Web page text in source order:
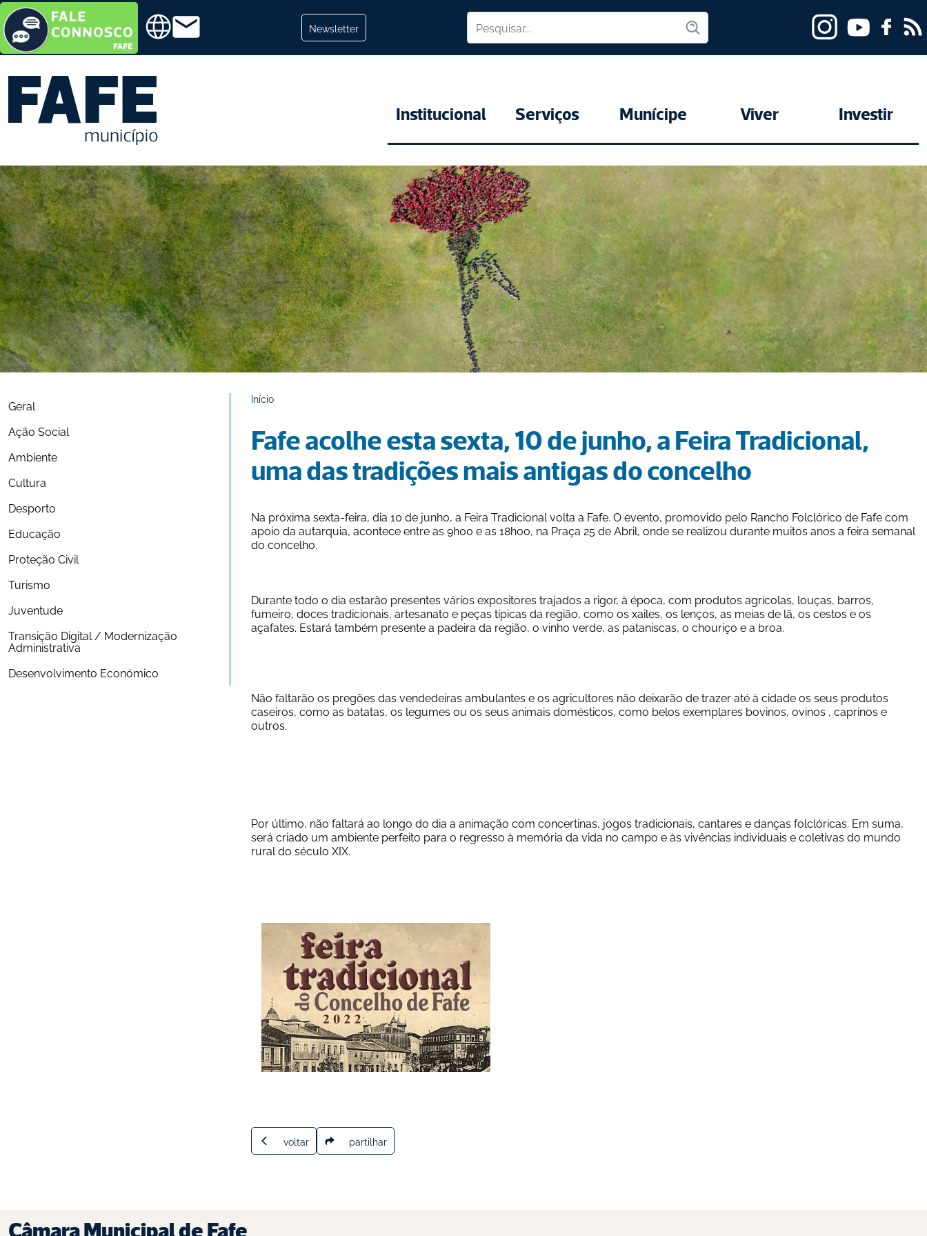
Newsletter
Institucional Serviços Munícipe Viver Investir
Geral
Ação Social
Ambiente
Cultura
Desporto
Educação
Proteção Civil
Turismo
Juventude
Transição Digital / Modernização
Administrativa
Desenvolvimento Económico
Início
Fafe acolhe esta sexta, 10 de junho, a Feira Tradicional,
uma das tradições mais antigas do concelho
Na próxima sexta-feira, dia 10 de junho, a Feira Tradicional volta a Fafe. O evento, promovido pelo Rancho Folclórico de Fafe com
apoio da autarquia, acontece entre as 9h00 e as 18h00, na Praça 25 de Abril, onde se realizou durante muitos anos a feira semanal
do concelho.
Durante todo o dia estarão presentes vários expositores trajados a rigor, à época, com produtos agrícolas, louças, barros,
fumeiro, doces tradicionais, artesanato e peças típicas da região, como os xailes, os lenços, as meias de lã, os cestos e os
açafates. Estará também presente a padeira da região, o vinho verde, as pataniscas, o chouriço e a broa.
Não faltarão os pregões das vendedeiras ambulantes e os agricultores não deixarão de trazer até à cidade os seus produtos
caseiros, como as batatas, os legumes ou os seus animais domésticos, como belos exemplares bovinos, ovinos , caprinos e
outros.
Por último, não faltará ao longo do dia a animação com concertinas, jogos tradicionais, cantares e danças folclóricas. Em suma,
será criado um ambiente perfeito para o regresso à memória da vida no campo e às vivências individuais e coletivas do mundo
rural do século XIX.
voltar partilhar
Câmara Municipal de Fafe